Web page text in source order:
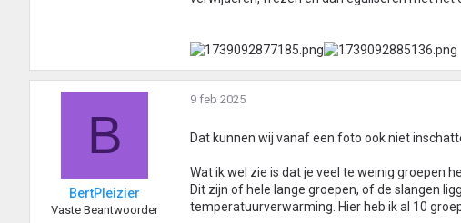
B
BertPleizier
Vaste Beantwoorder
9 feb 2025
Dat kunnen wij vanaf een foto ook niet
Wat ik wel zie is dat je veel te weinig groepen
Dit zijn of hele lange groepen, of de slangen
temperatuurverwarming. Hier heb ik al 10